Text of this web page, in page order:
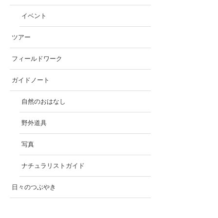
イベント
ツアー
フィールドワーク
ガイドノート
自然のおはなし
野外道具
写真
ナチュラリストガイド
日々のつぶやき